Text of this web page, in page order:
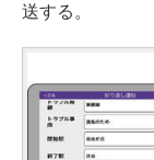
送する。